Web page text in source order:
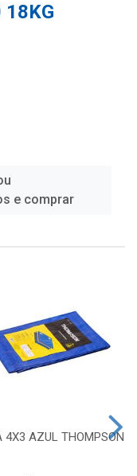
18KG
e comprar
4X3 AZUL THOMPSON